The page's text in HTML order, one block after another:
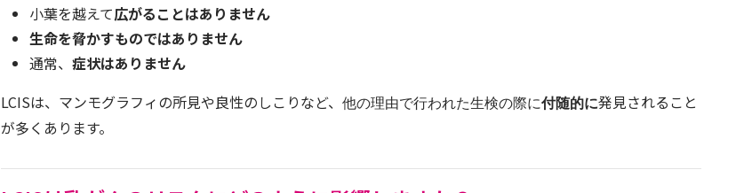
小葉を越えて広がることはありません
生命を脅かすものではありません
通常、 症状はありません
LCISは、マンモグラフィの所見や良性のしこりなど、 他の理由で行われた生検の際に付随的に発見されること
が多くあります。